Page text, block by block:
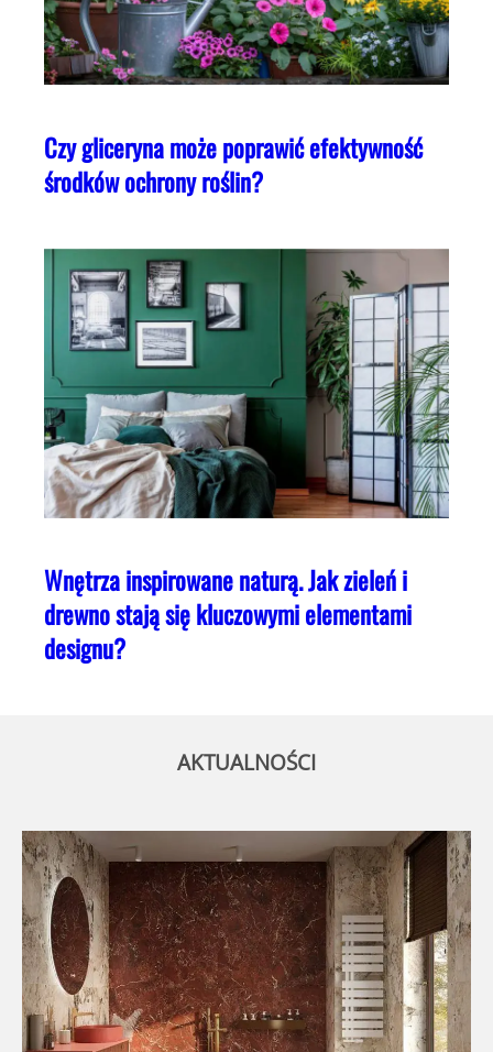
Czy gliceryna może poprawić efektywność
środków ochrony roślin?
Wnętrza inspirowane naturą. Jak zieleń i
drewno stają się kluczowymi elementami
designu?
AKTUALNOŚCI